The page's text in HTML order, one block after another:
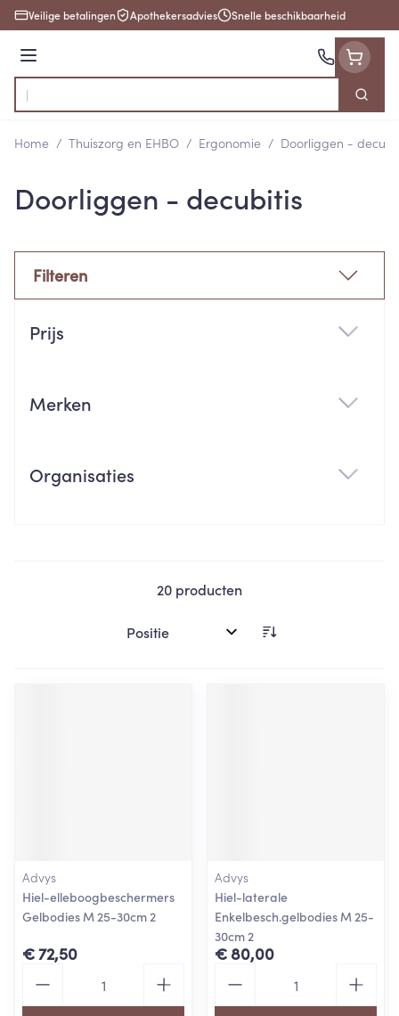
Ga naar de inhoud
Veilige betalingen Apothekersadvies Snelle beschikbaarheid
Menu
Product, merk, categorie...
Zoek
Home / Thuiszorg en EHBO / Ergonomie / Doorliggen -
Doorliggen - decubitis
Filteren
Prijs
Merken
Organisaties
20 producten
Sorteer op:
Advys
Hiel-elleboogbeschermers
Gelbodies M 25-30cm 2
€ 72,50
Advys
Hiel-laterale
Enkelbesch.gelbodies M 25-
30cm 2
€ 80,00